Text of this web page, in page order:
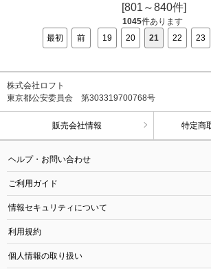
[801～840件]
1045件あります
最初
前 19 20 21 22 23
株式会社ロフト
東京都公安委員会 第303319700768号
販売会社情報 特定商
ヘルプ・お問い合わせ
ご利用ガイド
情報セキュリティについて
利用規約
個人情報の取り扱い